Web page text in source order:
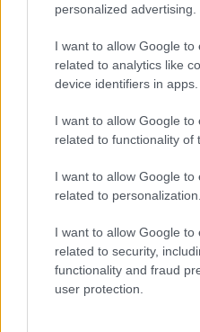
personalized advertising.
I want to allow Google to
related to analytics like
device identifiers in apps.
I want to allow Google to
related to functionality of
I want to allow Google to
related to personalization.
I want to allow Google to
related to security,
functionality and fraud
user protection.
Bódi Guszti és Margó
megvan a család első